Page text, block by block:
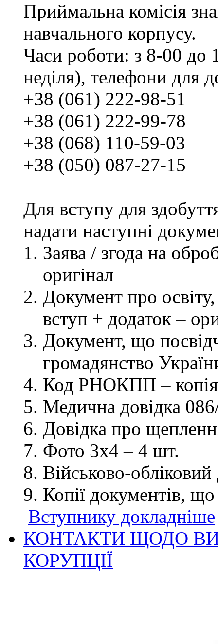
Приймальна комісія
навчального корпусу.
Часи роботи: з 8-00 до
неділя), телефони для
+38 (061) 222-98-51
+38 (061) 222-99-78
+38 (068) 110-59-03
+38 (050) 087-27-15
Для вступу для
надати наступні
Заява / згода на
оригінал
Документ про освіту,
вступ + додаток –
Документ, що
громадянство
Код РНОКПП – копія
Медична довідка
Довідка про
Фото 3х4 – 4 шт.
Військово-
Копії документів,
Вступнику докладніше
КОНТАКТИ ЩОДО
КОРУПЦІЇ